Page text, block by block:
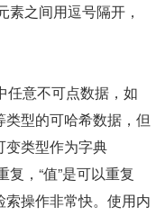
素之间用逗号隔开，
任意不可点数据，如
型的可哈希数据，但
变类型作为字典
复，“值”是可以重复
操作非常快。使用内